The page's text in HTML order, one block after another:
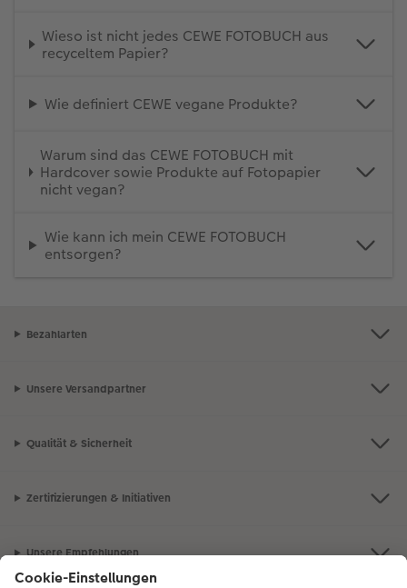
Wieso ist nicht jedes CEWE FOTOBUCH aus
recyceltem Papier?
Wie definiert CEWE vegane Produkte?
Warum sind das CEWE FOTOBUCH mit
Hardcover sowie Produkte auf Fotopapier
nicht vegan?
Wie kann ich mein CEWE FOTOBUCH
entsorgen?
Bezahlarten
Unsere Versandpartner
Qualität & Sicherheit
Zertifizierungen & Initiativen
Unsere Empfehlungen